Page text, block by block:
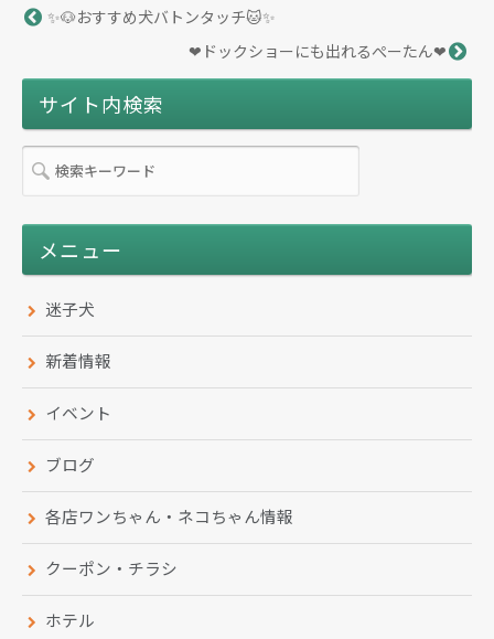
✨🐶おすすめ犬バトンタッチ🐱✨
❤ドックショーにも出れるぺーたん❤
サイト内検索
メニュー
迷子犬
新着情報
イベント
ブログ
各店ワンちゃん・ネコちゃん情報
クーポン・チラシ
ホテル